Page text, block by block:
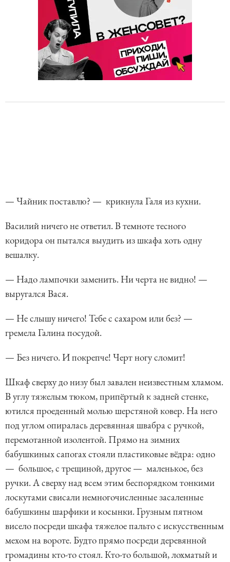
— Чайник поставлю? — крикнула Галя из кухни.
Василий ничего не ответил. В темноте тесного
коридора он пытался выудить из шкафа хоть одну
вешалку.
— Надо лампочки заменить. Ни черта не видно! —
выругался Вася.
— Не слышу ничего! Тебе с сахаром или без? —
гремела Галина посудой.
— Без ничего. И покрепче! Черт ногу сломит!
Шкаф сверху до низу был завален неизвестным хламом.
В углу тяжелым тюком, припёртый к задней стенке,
ютился проеденный молью шерстяной ковер. На него
под углом опиралась деревянная швабра с ручкой,
перемотанной изолентой. Прямо на зимних
бабушкиных сапогах стояли пластиковые вёдра: одно
— большое, с трещиной, другое — маленькое, без
ручки. А сверху над всем этим беспорядком тонкими
лоскутами свисали немногочисленные засаленные
бабушкины шарфики и косынки. Грузным пятном
висело посреди шкафа тяжелое пальто с искусственным
мехом на вороте. Будто прямо посреди деревянной
громадины кто-то стоял. Кто-то большой, лохматый и